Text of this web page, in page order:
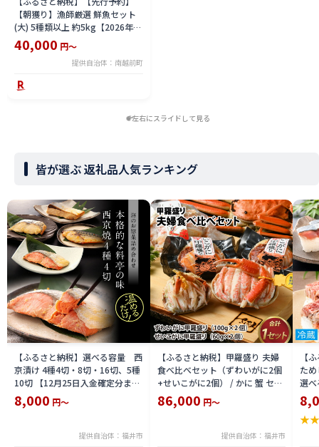
【朝獲り】漁師厳選 鮮魚セット
(大) 5種類以上 約5kg【2026年4
月以降発送再開】 鮮魚ボックス
直送 鮮魚／ 魚 詰め合わせ 新鮮
煮物 焼き物 お造り 刺身 晩酌 食
卓 漁師BBQ 冷蔵 送料無料 さへ
い 河野 越前 福井 北陸 南越前町
40,000 円～
提供自治体：南越前町
左右にスライドして見る
皆が選ぶ 返礼品人気ランキング
【ふるさと納税】選べる容量 西
京漬け 4種4切・8切・16切、5種
10切 【12月25日入金確定分まで
「年内発送」「年内配送」「年内
お届け」】/ レンジで温めるだけ
8,000 円～
提供自治体：福井市
【ふるさと納税】甲羅盛り 夫婦
食べ比べセット（ずわいがに2個
+せいこがに2個） / かに 蟹 セイ
コ ずわい ズワイ 内子 外子 国産
冷凍 冬 冬の味覚 珍味 グルメ 国
86,000 円～
提供自治体：福井市
【
た
選
鯖
用
テラ
★